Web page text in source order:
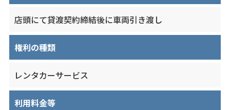
店頭にて貸渡契約締結後に車両引き渡し
権利の種類
レンタカーサービス
利用料金等